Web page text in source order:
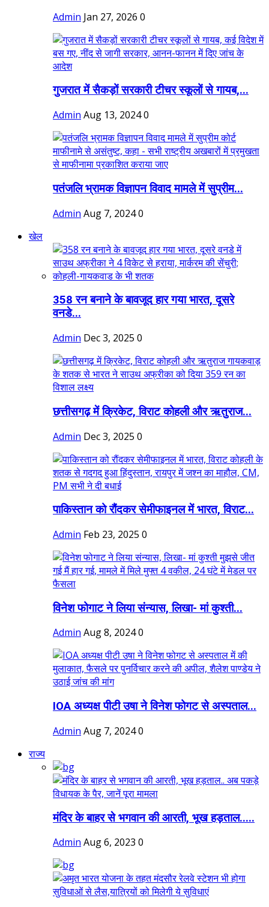
Admin Jan 27, 2026 0
गुजरात में सैकड़ों सरकारी टीचर स्कूलों से गायब,...
Admin Aug 13, 20240
पतंजलि भ्रामक विज्ञापन विवाद मामले में सुप्रीम...
Admin Aug 7, 20240
खेल
358 रन बनाने के बावजूद हार गया भारत, दूसरे
वनडे...
Admin Dec 3, 2025 0
छत्तीसगढ़ में क्रिकेट, विराट कोहली और ऋतुराज...
Admin Dec 3, 2025 0
पाकिस्तान को रौंदकर सेमीफाइनल में भारत, विराट...
Admin Feb 23, 2025 0
विनेश फोगाट ने लिया संन्यास, लिखा- मां कुश्ती...
Admin Aug 8, 20240
IOA अध्यक्ष पीटी उषा ने विनेश फोगट से अस्पताल...
Admin Aug 7, 20240
राज्य
मंदिर के बाहर से भगवान की आरती, भूख हड़ताल.....
Admin Aug 6, 2023 0